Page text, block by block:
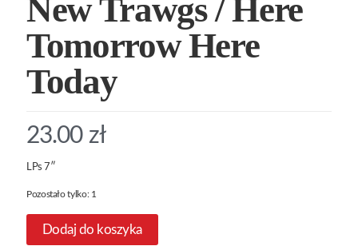
New Trawgs / Here
Tomorrow Here
Today
23.00 zł
LPs 7″
Pozostało tylko: 1
Dodaj do koszyka